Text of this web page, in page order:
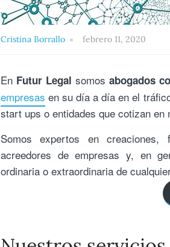
Cristina Borrallo febrero 11, 2020
En Futur Legal somos abogados
empresas en su día a día en el
start ups o entidades que cotizan en
Somos expertos en creaciones,
acreedores de empresas y, en
ordinaria o extraordinaria de